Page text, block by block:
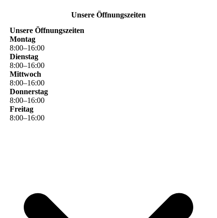
Unsere Öffnungszeiten
Unsere Öffnungszeiten
Montag
8:00–16:00
Dienstag
8:00–16:00
Mittwoch
8:00–16:00
Donnerstag
8:00–16:00
Freitag
8:00–16:00